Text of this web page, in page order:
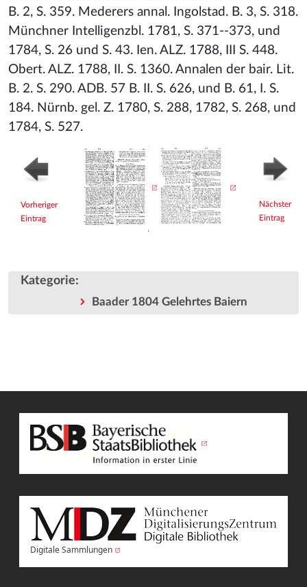
B. 2, S. 359. Mederers annal. Ingolstad. B. 3, S. 318.
Münchner Intelligenzbl. 1781, S. 371--373, und
1784, S. 26 und S. 43. Ien. ALZ. 1788, III S. 448.
Obert. ALZ. 1788, II. S. 1360. Annalen der bair. Lit.
B. 2. S. 290. ADB. 57 B. II. S. 626, und B. 61, I. S.
184. Nürnb. gel. Z. 1780, S. 288, 1782, S. 268, und
1784, S. 527.
Vorheriger
Eintrag
Nächster
Eintrag
Kategorie:
Baader 1804 Gelehrtes Baiern
Digitale Sammlungen